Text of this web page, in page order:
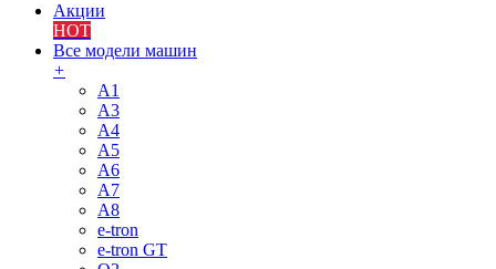
Акции
HOT
Все модели машин
+
A1
A3
A4
A5
A6
A7
A8
e-tron
e-tron GT